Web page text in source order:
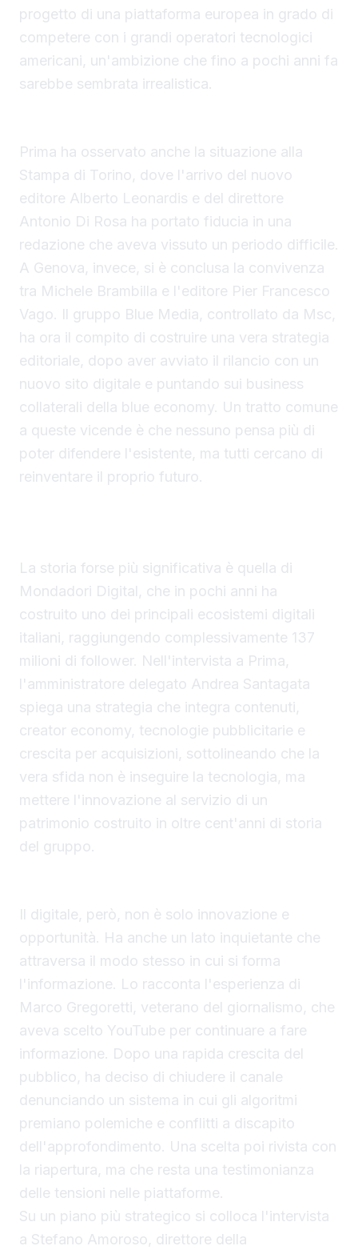
progetto di una piattaforma europea in grado di
competere con i grandi operatori tecnologici
americani, un'ambizione che fino a pochi anni fa
sarebbe sembrata irrealistica.
Prima ha osservato anche la situazione alla
Stampa di Torino, dove l'arrivo del nuovo
editore Alberto Leonardis e del direttore
Antonio Di Rosa ha portato fiducia in una
redazione che aveva vissuto un periodo difficile.
A Genova, invece, si è conclusa la convivenza
tra Michele Brambilla e l'editore Pier Francesco
Vago. Il gruppo Blue Media, controllato da Msc,
ha ora il compito di costruire una vera strategia
editoriale, dopo aver avviato il rilancio con un
nuovo sito digitale e puntando sui business
collaterali della blue economy. Un tratto comune
a queste vicende è che nessuno pensa più di
poter difendere l'esistente, ma tutti cercano di
reinventare il proprio futuro.
La storia forse più significativa è quella di
Mondadori Digital, che in pochi anni ha
costruito uno dei principali ecosistemi digitali
italiani, raggiungendo complessivamente 137
milioni di follower. Nell'intervista a Prima,
l'amministratore delegato Andrea Santagata
spiega una strategia che integra contenuti,
creator economy, tecnologie pubblicitarie e
crescita per acquisizioni, sottolineando che la
vera sfida non è inseguire la tecnologia, ma
mettere l'innovazione al servizio di un
patrimonio costruito in oltre cent'anni di storia
del gruppo.
Il digitale, però, non è solo innovazione e
opportunità. Ha anche un lato inquietante che
attraversa il modo stesso in cui si forma
l'informazione. Lo racconta l'esperienza di
Marco Gregoretti, veterano del giornalismo, che
aveva scelto YouTube per continuare a fare
informazione. Dopo una rapida crescita del
pubblico, ha deciso di chiudere il canale
denunciando un sistema in cui gli algoritmi
premiano polemiche e conflitti a discapito
dell'approfondimento. Una scelta poi rivista con
la riapertura, ma che resta una testimonianza
delle tensioni nelle piattaforme.
Su un piano più strategico si colloca l'intervista
a Stefano Amoroso, direttore della